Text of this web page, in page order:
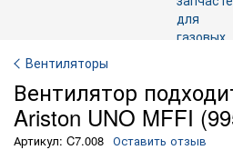
Вентиляторы
Вентилятор
Ariston UNO MFFI
Артикул: C7.008 Оставить отзыв